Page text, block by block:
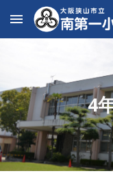
Skip to main content
4